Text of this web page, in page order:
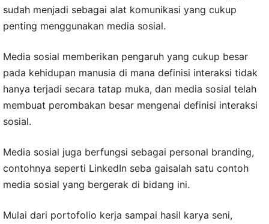
sudah menjadi sebagai alat komunikasi yang cukup
penting menggunakan media sosial.
Media sosial memberikan pengaruh yang cukup besar
pada kehidupan manusia di mana definisi interaksi tidak
hanya terjadi secara tatap muka, dan media sosial telah
membuat perombakan besar mengenai definisi interaksi
sosial.
Media sosial juga berfungsi sebagai personal branding,
contohnya seperti LinkedIn seba gaisalah satu contoh
media sosial yang bergerak di bidang ini.
Mulai dari portofolio kerja sampai hasil karya seni,